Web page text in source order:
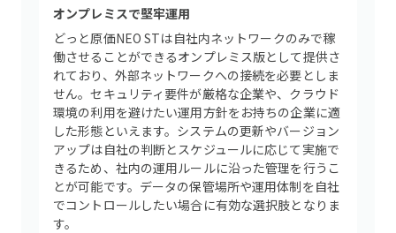
オンプレミスで堅牢運用
どっと原価NEO STは自社内ネットワークのみで稼
働させることができるオンプレミス版として提供さ
れており、外部ネットワークへの接続を必要としま
せん。セキュリティ要件が厳格な企業や、クラウド
環境の利用を避けたい運用方針をお持ちの企業に適
した形態といえます。システムの更新やバージョン
アップは自社の判断とスケジュールに応じて実施で
きるため、社内の運用ルールに沿った管理を行うこ
とが可能です。データの保管場所や運用体制を自社
でコントロールしたい場合に有効な選択肢となりま
す。